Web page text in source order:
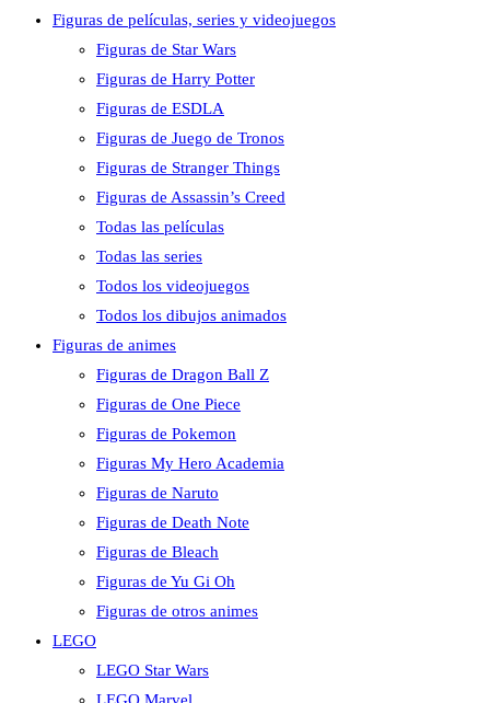
Figuras de películas, series y videojuegos
Figuras de Star Wars
Figuras de Harry Potter
Figuras de ESDLA
Figuras de Juego de Tronos
Figuras de Stranger Things
Figuras de Assassin’s Creed
Todas las películas
Todas las series
Todos los videojuegos
Todos los dibujos animados
Figuras de animes
Figuras de Dragon Ball Z
Figuras de One Piece
Figuras de Pokemon
Figuras My Hero Academia
Figuras de Naruto
Figuras de Death Note
Figuras de Bleach
Figuras de Yu Gi Oh
Figuras de otros animes
LEGO
LEGO Star Wars